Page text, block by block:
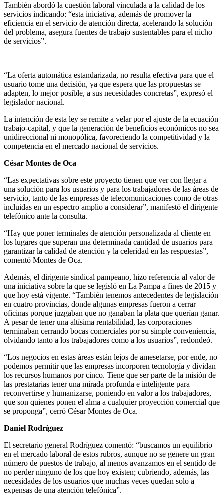
También abordó la cuestión laboral vinculada a la calidad de los
servicios indicando: “esta iniciativa, además de promover la
eficiencia en el servicio de atención directa, acelerando la solución
del problema, asegura fuentes de trabajo sustentables para el nicho
de servicios”.
“La oferta automática estandarizada, no resulta efectiva para que el
usuario tome una decisión, ya que espera que las propuestas se
adapten, lo mejor posible, a sus necesidades concretas”, expresó el
legislador nacional.
La intención de esta ley se remite a velar por el ajuste de la ecuación
trabajo-capital, y que la generación de beneficios económicos no sea
unidireccional ni monopólica, favoreciendo la competitividad y la
competencia en el mercado nacional de servicios.
César Montes de Oca
“Las expectativas sobre este proyecto tienen que ver con llegar a
una solución para los usuarios y para los trabajadores de las áreas de
servicio, tanto de las empresas de telecomunicaciones como de otras
incluidas en un espectro amplio a considerar”, manifestó el dirigente
telefónico ante la consulta.
“Hay que poner terminales de atención personalizada al cliente en
los lugares que superan una determinada cantidad de usuarios para
garantizar la calidad de atención y la celeridad en las respuestas”,
comentó Montes de Oca.
Además, el dirigente sindical pampeano, hizo referencia al valor de
una iniciativa sobre la que se legisló en La Pampa a fines de 2015 y
que hoy está vigente. “También tenemos antecedentes de legislación
en cuatro provincias, donde algunas empresas fueron a cerrar
oficinas porque juzgaban que no ganaban la plata que querían ganar.
A pesar de tener una altísima rentabilidad, las corporaciones
terminaban cerrando bocas comerciales por su simple conveniencia,
olvidando tanto a los trabajadores como a los usuarios”, redondeó.
“Los negocios en estas áreas están lejos de amesetarse, por ende, no
podemos permitir que las empresas incorporen tecnología y dividan
los recursos humanos por cinco. Tiene que ser parte de la misión de
las prestatarias tener una mirada profunda e inteligente para
reconvertirse y humanizarse, poniendo en valor a los trabajadores,
que son quienes ponen el alma a cualquier proyección comercial que
se proponga”, cerró César Montes de Oca.
Daniel Rodríguez
El secretario general Rodríguez comentó: “buscamos un equilibrio
en el mercado laboral de estos rubros, aunque no se genere un gran
número de puestos de trabajo, al menos avanzamos en el sentido de
no perder ninguno de los que hoy existen; cubriendo, además, las
necesidades de los usuarios que muchas veces quedan solo a
expensas de una atención telefónica”.